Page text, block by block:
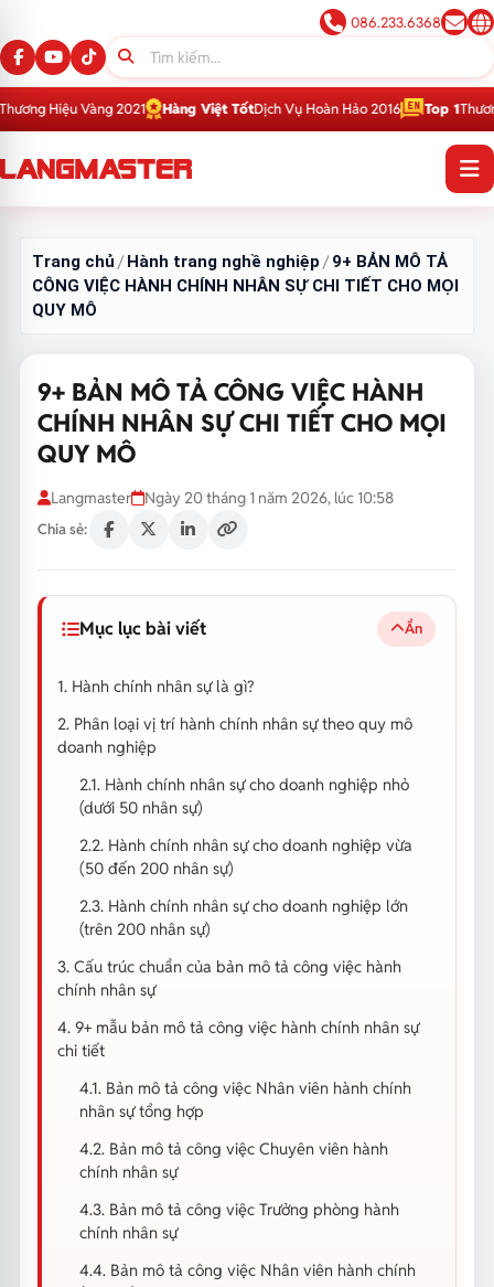
086.233.6368
2021 Hàng Việt TốtDịch Vụ Hoàn Hảo 2016 Top 1Thương Hiệu Giáo
Trang chủ /Hành trang nghề nghiệp /9+ BẢN MÔ TẢ
CÔNG VIỆC HÀNH CHÍNH NHÂN SỰ CHI TIẾT CHO MỌI
QUY MÔ
9+ BẢN MÔ TẢ CÔNG VIỆC HÀNH
CHÍNH NHÂN SỰ CHI TIẾT CHO MỌI
QUY MÔ
Langmaster Ngày 20 tháng 1 năm 2026, lúc 10:58
Chia sẻ:
Mục lục bài viết Ẩn
1. Hành chính nhân sự là gì?
2. Phân loại vị trí hành chính nhân sự theo quy mô
doanh nghiệp
2.1. Hành chính nhân sự cho doanh nghiệp nhỏ
(dưới 50 nhân sự)
2.2. Hành chính nhân sự cho doanh nghiệp vừa
(50 đến 200 nhân sự)
2.3. Hành chính nhân sự cho doanh nghiệp lớn
(trên 200 nhân sự)
3. Cấu trúc chuẩn của bản mô tả công việc hành
chính nhân sự
4. 9+ mẫu bản mô tả công việc hành chính nhân sự
chi tiết
4.1. Bản mô tả công việc Nhân viên hành chính
nhân sự tổng hợp
4.2. Bản mô tả công việc Chuyên viên hành
chính nhân sự
4.3. Bản mô tả công việc Trưởng phòng hành
chính nhân sự
4.4. Bản mô tả công việc Nhân viên hành chính